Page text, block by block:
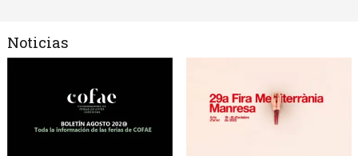
Noticias